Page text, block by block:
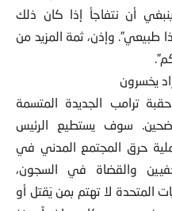
أن نتفاجأ إذا كان ذلك
وإذن، ثمة المزيد من
يخسرون
ترامب الجديدة المتسمة
واضحين. سوف يستطيع الرئيس
حرق المجتمع المدني في
والقضاة في السجون،
المتحدة لا تهتم بمن يَقتل أو